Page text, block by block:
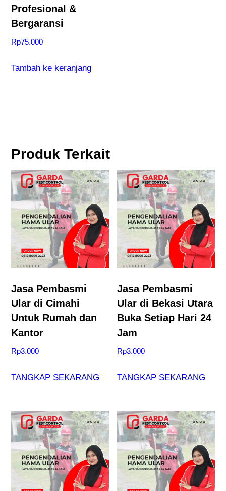
Profesional &
Bergaransi
Rp75.000
Tambah ke keranjang
Produk Terkait
Jasa Pembasmi
Ular di Cimahi
Untuk Rumah dan
Kantor
Rp3.000
TANGKAP SEKARANG
Jasa Pembasmi
Ular di Bekasi Utara
Buka Setiap Hari 24
Jam
Rp3.000
TANGKAP SEKARANG